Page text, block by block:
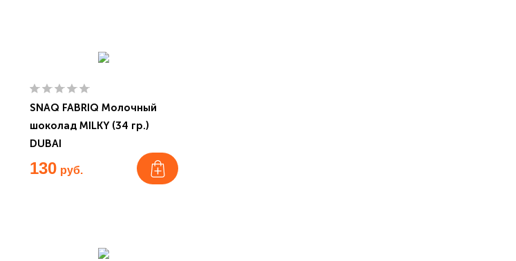
SNAQ FABRIQ Молочный
шоколад MILKY (34 гр.)
DUBAI
130 руб.